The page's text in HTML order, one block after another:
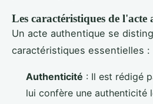
Les caractéristiques de l'acte
Un acte authentique se
caractéristiques essentielles :
Authenticité : Il est rédigé
lui confère une authenticité